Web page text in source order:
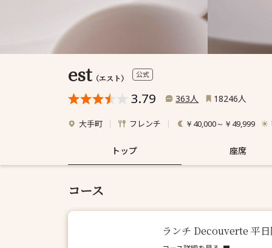
est（エスト） 公式
3.79 363人 18246人
大手町 フレンチ ￥40,000～￥49,999
トップ 座席
コース
ランチ Decouverte 平